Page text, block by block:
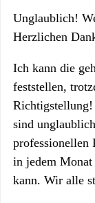
Unglaublich!
Herzlichen
Ich kann die
feststellen,
sind
professionellen
in jedem
kann. Wir alle